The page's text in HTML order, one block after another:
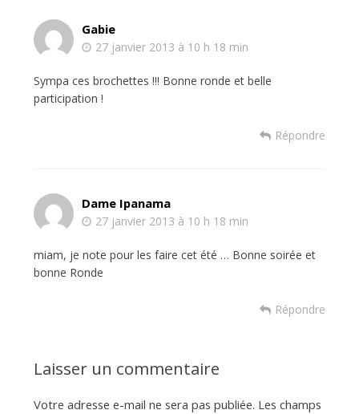
Gabie
27 janvier 2013 à 10 h 18 min
Sympa ces brochettes !!! Bonne ronde et belle
participation !
Répondre
Dame Ipanama
27 janvier 2013 à 10 h 18 min
miam, je note pour les faire cet été … Bonne soirée et
bonne Ronde
Répondre
Laisser un commentaire
Votre adresse e-mail ne sera pas publiée. Les champs